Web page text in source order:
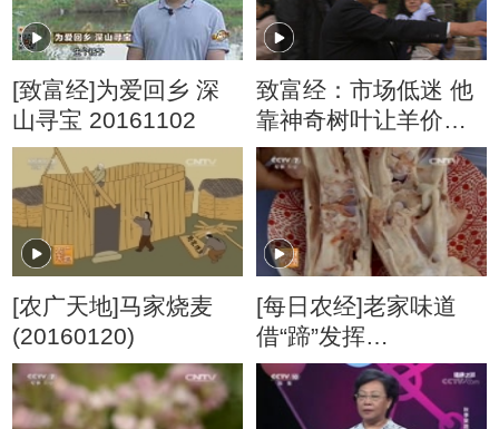
[致富经]为爱回乡 深
山寻宝 20161102
致富经：市场低迷 他
靠神奇树叶让羊价翻
两倍 11月22日
[农广天地]马家烧麦
(20160120)
[每日农经]老家味道
借“蹄”发挥
(20160126)